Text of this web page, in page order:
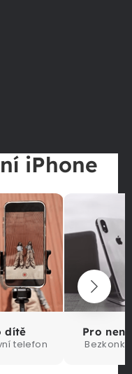
iPhone
dítě
telefon
Pro